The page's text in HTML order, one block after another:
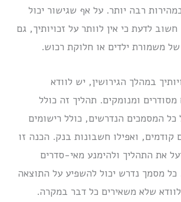
רבה יותר. על אף שגישור יכול
לדעת כי אין לוותר על זכויותיך, גם
של משמורת ילדים או חלוקת רכוש.
במהלך הגירושין, יש לוודא
ומנומקים. תהליך זה כולל
המסמכים הנדרשים, כולל רישומים
קודמים, ואפילו חשבונות בנק. הכנה זו
את התהליך ולהימנע מאי-סדרים
מסמך נדרש יכול להשפיע על התוצאה
שלא משאירים כל דבר במקרה.